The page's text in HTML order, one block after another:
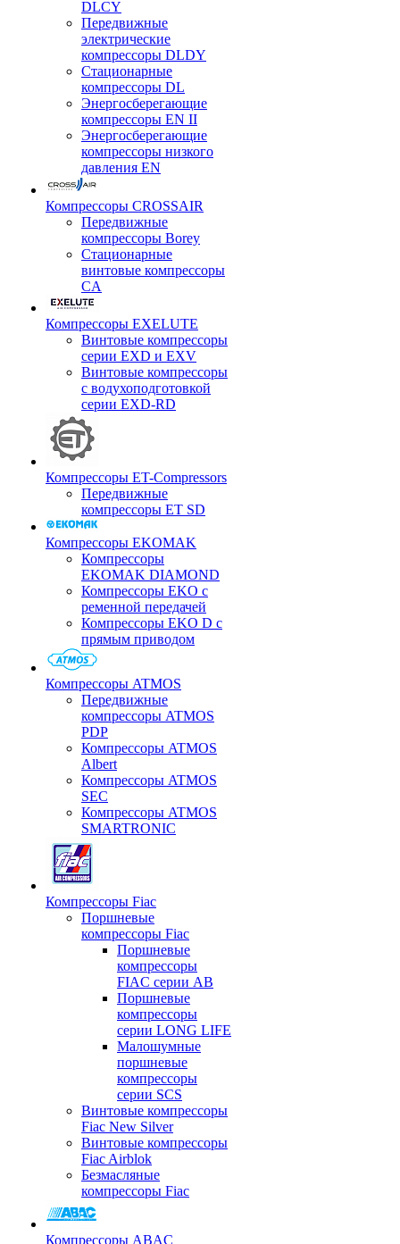
DLCY
Передвижные
электрические
компрессоры DLDY
Стационарные
компрессоры DL
Энергосберегающие
компрессоры EN II
Энергосберегающие
компрессоры низкого
давления EN
Компрессоры CROSSAIR
Передвижные
компрессоры Borey
Стационарные
винтовые компрессоры
CA
Компрессоры EXELUTE
Винтовые компрессоры
серии EXD и EXV
Винтовые компрессоры
с водухоподготовкой
серии EXD-RD
Компрессоры ET-Compressors
Передвижные
компрессоры ET SD
Компрессоры EKOMAK
Компрессоры
EKOMAK DIAMOND
Компрессоры EKO c
ременной передачей
Компрессоры EKO D с
прямым приводом
Компрессоры ATMOS
Передвижные
компрессоры ATMOS
PDP
Компрессоры ATMOS
Albert
Компрессоры ATMOS
SEC
Компрессоры ATMOS
SMARTRONIC
Компрессоры Fiac
Поршневые
компрессоры Fiac
Поршневые
компрессоры
FIAC серии AB
Поршневые
компрессоры
серии LONG LIFE
Малошумные
поршневые
компрессоры
серии SCS
Винтовые компрессоры
Fiac New Silver
Винтовые компрессоры
Fiac Airblok
Безмасляные
компрессоры Fiac
Компрессоры ABAC